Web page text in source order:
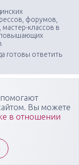
форумов,
классов в
повышающих
готовы ответить
Вы можете
в отношении